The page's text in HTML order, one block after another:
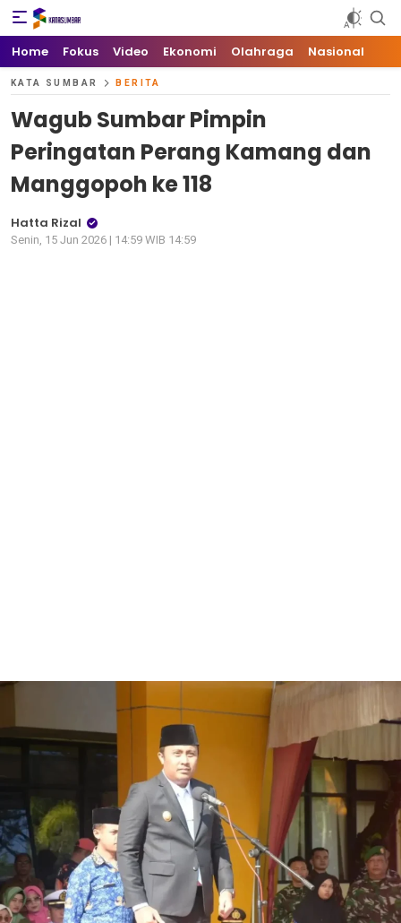
Kata Sumbar
Berita Sumbar Hari Ini
Home Fokus Video Ekonomi Olahraga Nasional
KATA SUMBAR BERITA
Wagub Sumbar Pimpin
Peringatan Perang Kamang dan
Manggopoh ke 118
Hatta Rizal
Senin, 15 Jun 2026 | 14:59 WIB 14:59